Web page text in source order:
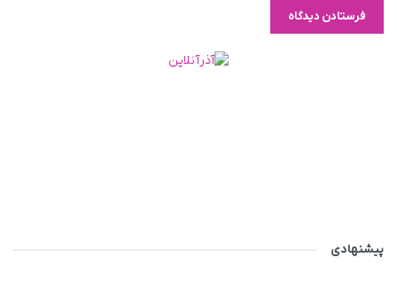
پیشنهادی